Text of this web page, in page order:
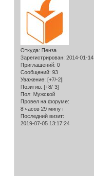
Откуда: Пенза
Зарегистрирован: 2014-01-14
Приглашений: 0
Сообщений: 93
Уважение: [+7/-2]
Позитив: [+8/-3]
Пол: Мужской
Провел на форуме:
8 часов 29 минут
Последний визит:
2019-07-05 13:17:24